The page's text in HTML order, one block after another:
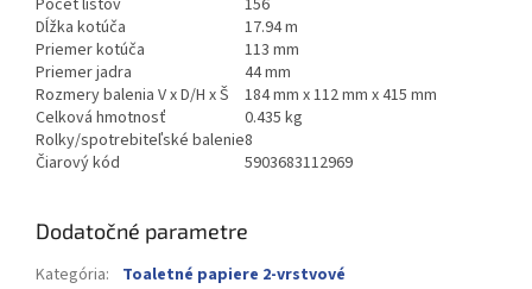
Dĺžka kotúča
17.94 m
Priemer kotúča
113 mm
Priemer jadra
44 mm
Rozmery balenia V x D/H x Š
184 mm x 112 mm x 415 mm
Celková hmotnosť
0.435 kg
Rolky/spotrebiteľské balenie8
Čiarový kód
5903683112969
Dodatočné parametre
Kategória:
Toaletné papiere 2-vrstvové